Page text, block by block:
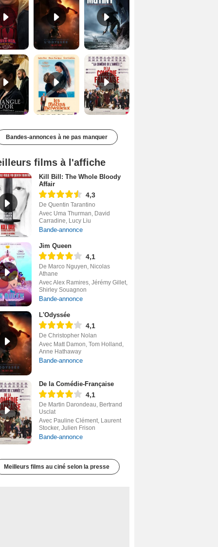
Les Matins merveilleux Bande-annonce VF De la Comédie-Française Teaser VF
Bandes-annonces à ne pas manquer
films à l'affiche
Kill Bill: The Whole Bloody
Affair
4,3
De Quentin Tarantino
Avec Uma Thurman, David
Carradine, Lucy Liu
Bande-annonce
Jim Queen
4,1
De Marco Nguyen, Nicolas
Athane
Avec Alex Ramires, Jérémy Gillet,
Shirley Souagnon
Bande-annonce
L'Odyssée
4,1
De Christopher Nolan
Avec Matt Damon, Tom Holland,
Anne Hathaway
Bande-annonce
De la Comédie-Française
4,1
De Martin Darondeau, Bertrand
Usclat
Avec Pauline Clément, Laurent
Stocker, Julien Frison
Bande-annonce
Meilleurs films au ciné selon la presse